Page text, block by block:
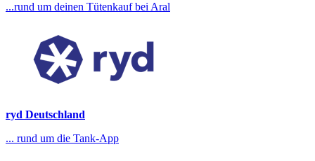
...rund um deinen Tütenkauf bei Aral
ryd Deutschland
... rund um die Tank-App